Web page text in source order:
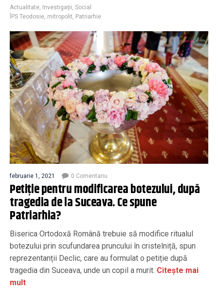
Actualitate, Investigații, Social
ÎPS Teodosie, mitropolit, Patriarhie
februarie 1, 2021 0 Comentariu
Petiție pentru modificarea botezului, după
tragedia de la Suceava. Ce spune
Patriarhia?
Biserica Ortodoxă Română trebuie să modifice ritualul
botezului prin scufundarea pruncului în cristelniță, spun
reprezentanții Declic, care au formulat o petiție după
tragedia din Suceava, unde un copil a murit. Citește mai
mult